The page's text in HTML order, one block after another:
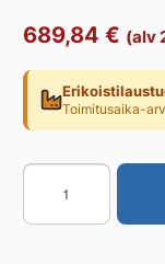
689,84 € (alv
Toimitusaika-
Ritilä
PURUS
600